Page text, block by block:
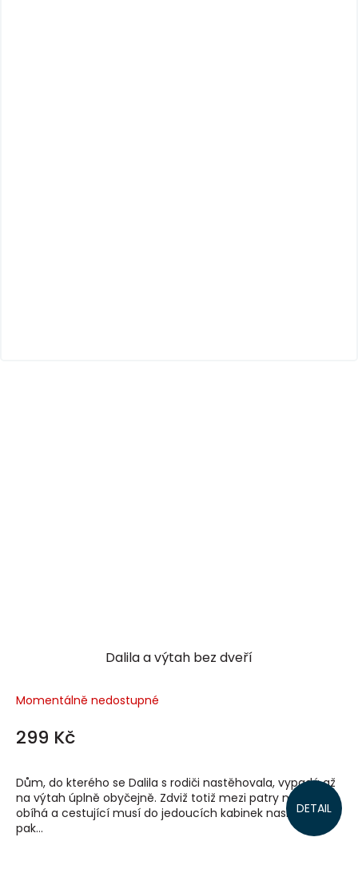
Dalila a výtah bez dveří
Momentálně nedostupné
299 Kč
DETAIL
Dům, do kterého se Dalila s rodiči nastěhovala, vypadá až
na výtah úplně obyčejně. Zdviž totiž mezi patry neustále
obíhá a cestující musí do jedoucích kabinek naskočit a
pak...